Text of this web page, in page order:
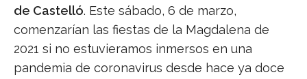
de Castelló. Este sábado, 6 de marzo,
comenzarían las fiestas de la Magdalena de
2021 si no estuvieramos inmersos en una
pandemia de coronavirus desde hace ya doce